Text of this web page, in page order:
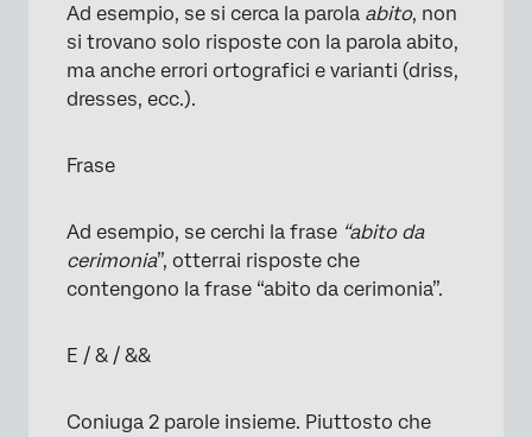
Ad esempio, se si cerca la parola abito, non
si trovano solo risposte con la parola abito,
ma anche errori ortografici e varianti (driss,
dresses, ecc.).
Frase
Ad esempio, se cerchi la frase “abito da
cerimonia”, otterrai risposte che
contengono la frase “abito da cerimonia”.
E / & / &&
Coniuga 2 parole insieme. Piuttosto che